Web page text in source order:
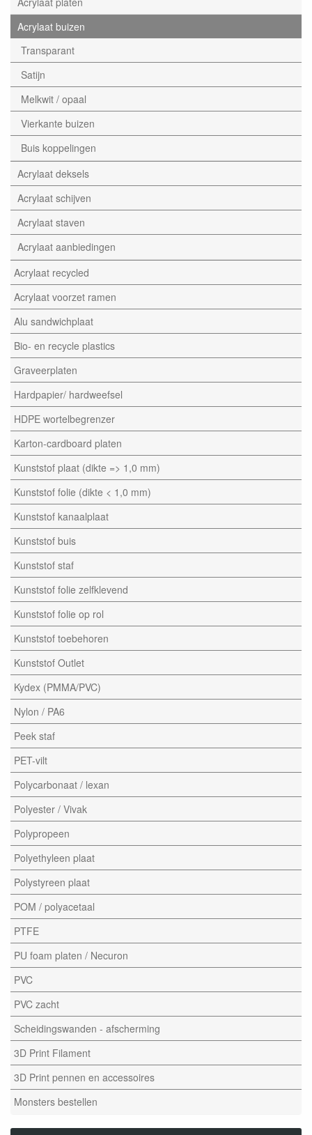
Acrylaat buizen
Transparant
Satijn
Melkwit / opaal
Vierkante buizen
Buis koppelingen
Acrylaat deksels
Acrylaat schijven
Acrylaat staven
Acrylaat aanbiedingen
Acrylaat recycled
Acrylaat voorzet ramen
Alu sandwichplaat
Bio- en recycle plastics
Graveerplaten
Hardpapier/ hardweefsel
HDPE wortelbegrenzer
Karton-cardboard platen
Kunststof plaat (dikte => 1,0 mm)
Kunststof folie (dikte < 1,0 mm)
Kunststof kanaalplaat
Kunststof buis
Kunststof staf
Kunststof folie zelfklevend
Kunststof folie op rol
Kunststof toebehoren
Kunststof Outlet
Kydex (PMMA/PVC)
Nylon / PA6
Peek staf
PET-vilt
Polycarbonaat / lexan
Polyester / Vivak
Polypropeen
Polyethyleen plaat
Polystyreen plaat
POM / polyacetaal
PTFE
PU foam platen / Necuron
PVC
PVC zacht
Scheidingswanden - afscherming
3D Print Filament
3D Print pennen en accessoires
Monsters bestellen